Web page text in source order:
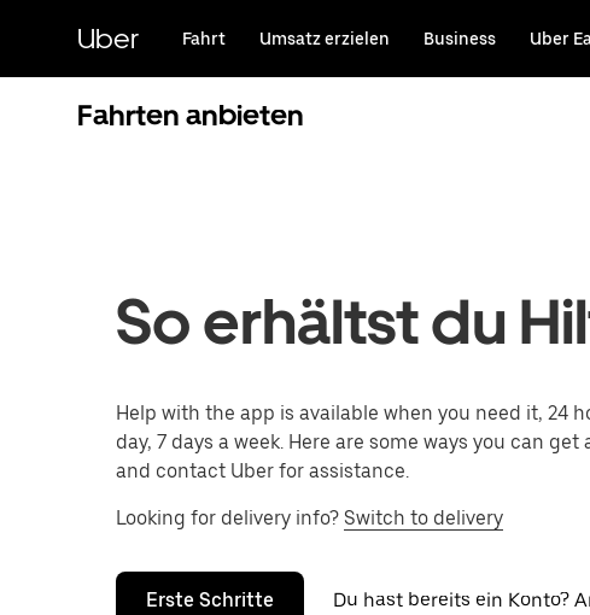
HauptinhaltUber Fahrt Umsatz erzielen Business Uber
Fahrten anbieten
So erhältst du
Help with the app is available when you need it, 24
day, 7 days a week. Here are some ways you can get
and contact Uber for assistance.
Looking for delivery info? Switch to delivery
Erste Schritte Du hast bereits ein Konto?